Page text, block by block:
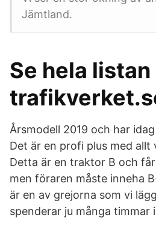
Jämtland.
Se hela listan
Årsmodell 2019 och har
Det är en profi plus med allt
Detta är en traktor B och
men föraren måste inneha
är en av grejorna som vi
spenderar ju många timmar